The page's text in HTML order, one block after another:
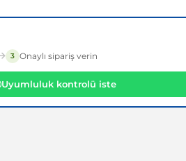
3 Onaylı sipariş verin
Uyumluluk kontrolü iste